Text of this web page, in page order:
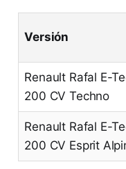
Versión
Renault Rafal E-
200 CV Techno
Renault Rafal E-
200 CV Esprit